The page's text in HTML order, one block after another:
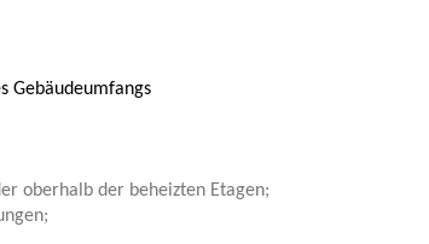
Gebäudeumfangs
oberhalb der beheizten Etagen;